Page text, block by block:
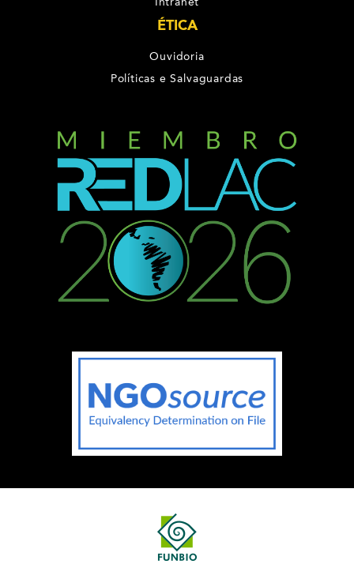
ÉTICA
Ouvidoria
Políticas e Salvaguardas